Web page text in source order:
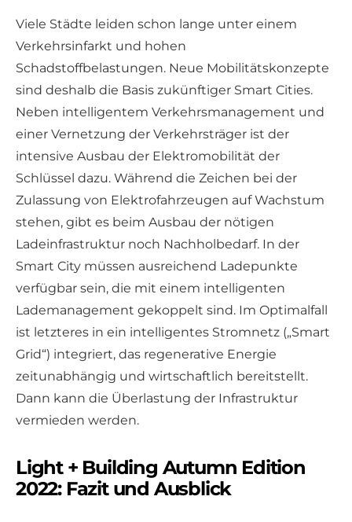
Viele Städte leiden schon lange unter einem
Verkehrsinfarkt und hohen
Schadstoffbelastungen. Neue Mobilitätskonzepte
sind deshalb die Basis zukünftiger Smart Cities.
Neben intelligentem Verkehrsmanagement und
einer Vernetzung der Verkehrsträger ist der
intensive Ausbau der Elektromobilität der
Schlüssel dazu. Während die Zeichen bei der
Zulassung von Elektrofahrzeugen auf Wachstum
stehen, gibt es beim Ausbau der nötigen
Ladeinfrastruktur noch Nachholbedarf. In der
Smart City müssen ausreichend Ladepunkte
verfügbar sein, die mit einem intelligenten
Lademanagement gekoppelt sind. Im Optimalfall
ist letzteres in ein intelligentes Stromnetz („Smart
Grid“) integriert, das regenerative Energie
zeitunabhängig und wirtschaftlich bereitstellt.
Dann kann die Überlastung der Infrastruktur
vermieden werden.
Light + Building Autumn Edition
2022: Fazit und Ausblick